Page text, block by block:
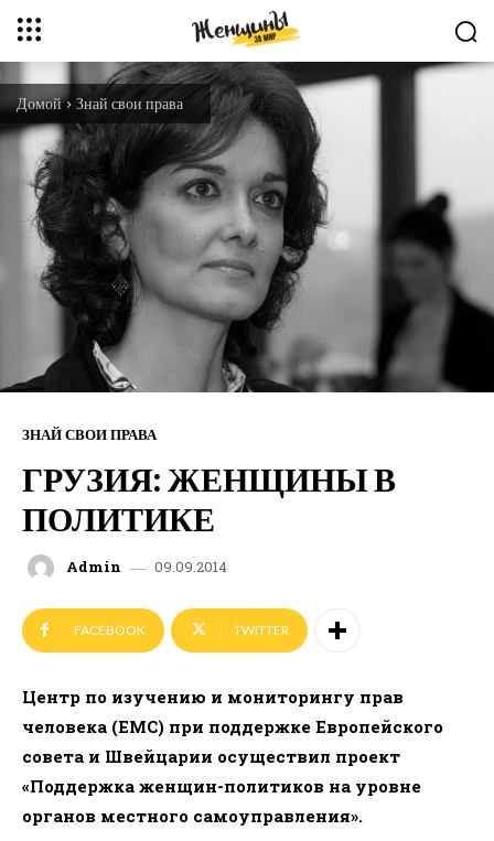
Домой Знай свои права
ЗНАЙ СВОИ ПРАВА
ГРУЗИЯ: ЖЕНЩИНЫ В
ПОЛИТИКЕ
Admin 09.09.2014
FACEBOOK TWITTER
Центр по изучению и мониторингу прав
человека (EMC) при поддержке Европейского
совета и Швейцарии осуществил проект
«Поддержка женщин-политиков на уровне
органов местного самоуправления».